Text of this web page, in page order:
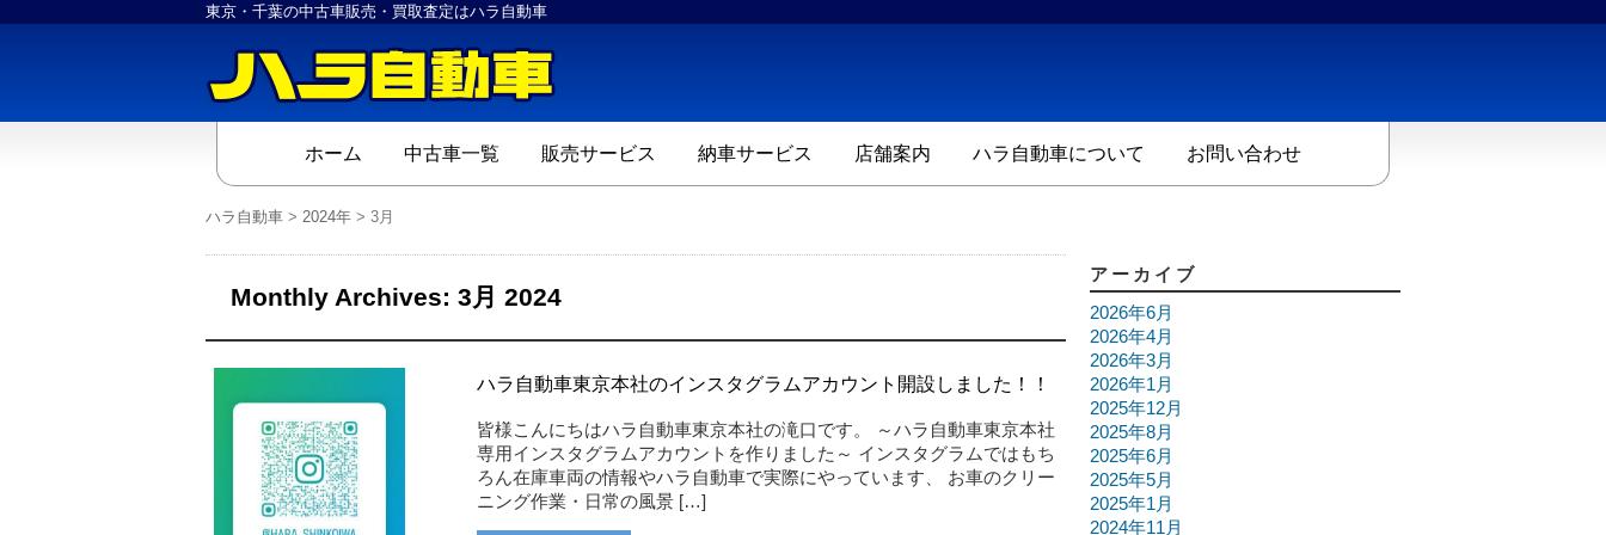
東京・千葉の中古車販売・買取査定はハラ自動車
ホーム 中古車一覧 販売サービス 納車サービス 店舗案内 ハラ自動車について お問い合わせ
ハラ自動車 > 2024年 > 3月
Monthly Archives: 3月 2024
ハラ自動車東京本社のインスタグラムアカウント開設しました！！
皆様こんにちはハラ自動車東京本社の滝口です。 ～ハラ自動車東京本社
専用インスタグラムアカウントを作りました～ インスタグラムではもち
ろん在庫車両の情報やハラ自動車で実際にやっています、 お車のクリー
ニング作業・日常の風景 […]
アーカイブ
2026年6月
2026年4月
2026年3月
2026年1月
2025年12月
2025年8月
2025年6月
2025年5月
2025年1月
2024年11月